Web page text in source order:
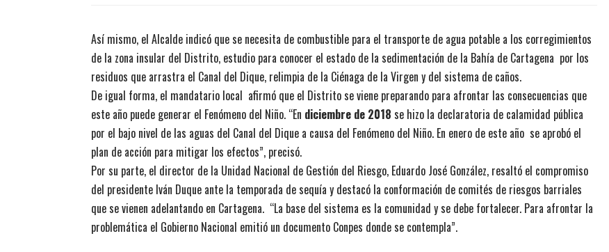
Así mismo, el Alcalde indicó que se necesita de combustible para el transporte de agua potable a los corregimientos
de la zona insular del Distrito, estudio para conocer el estado de la sedimentación de la Bahía de Cartagena por los
residuos que arrastra el Canal del Dique, relimpia de la Ciénaga de la Virgen y del sistema de caños.
De igual forma, el mandatario local afirmó que el Distrito se viene preparando para afrontar las consecuencias que
este año puede generar el Fenómeno del Niño. “En diciembre de 2018 se hizo la declaratoria de calamidad pública
por el bajo nivel de las aguas del Canal del Dique a causa del Fenómeno del Niño. En enero de este año se aprobó el
plan de acción para mitigar los efectos”, precisó.
Por su parte, el director de la Unidad Nacional de Gestión del Riesgo, Eduardo José González, resaltó el compromiso
del presidente Iván Duque ante la temporada de sequía y destacó la conformación de comités de riesgos barriales
que se vienen adelantando en Cartagena. “La base del sistema es la comunidad y se debe fortalecer. Para afrontar la
problemática el Gobierno Nacional emitió un documento Conpes donde se contempla”.